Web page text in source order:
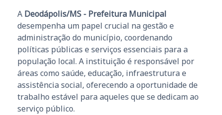
A Deodápolis/MS - Prefeitura Municipal
desempenha um papel crucial na gestão e
administração do município, coordenando
políticas públicas e serviços essenciais para a
população local. A instituição é responsável por
áreas como saúde, educação, infraestrutura e
assistência social, oferecendo a oportunidade de
trabalho estável para aqueles que se dedicam ao
serviço público.